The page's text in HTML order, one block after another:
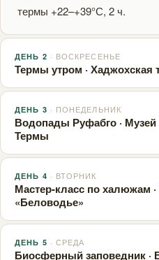
термы +22–+39°С, 2 ч.
ДЕНЬ 2 · ВОСКРЕСЕНЬЕ
Термы утром · Хаджохская
08:00 завтрак. 09:00 термы
Хаджохская теснина, мини-
ДЕНЬ 3 · ПОНЕДЕЛЬНИК
Водопады Руфабго · Музей
Термы
08:00 завтрак. 10:00 термы.
Руфабго (~4 км): 4
ДЕНЬ 4 · ВТОРНИК
Мастер-класс по халюжам
«Беловодье»
08:00 завтрак. 10:00 ущелье
ДЕНЬ 5 · СРЕДА
Биосферный заповедник ·